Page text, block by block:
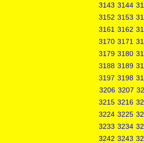
3143 3144
3152 3153
3161 3162
3170 3171
3179 3180
3188 3189
3197 3198
3206 3207
3215 3216
3224 3225
3233 3234
3242 3243